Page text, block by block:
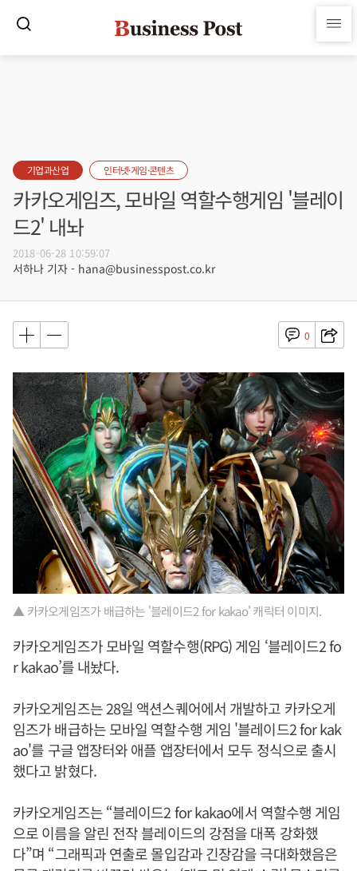
기업과산업 인터넷·게임·콘텐츠
카카오게임즈, 모바일 역할수행게임 '블레이
드2' 내놔
2018-06-28 10:59:07
서하나 기자 - hana@businesspost.co.kr
0
▲ 카카오게임즈가 배급하는 '블레이드2 for kakao' 캐릭터 이미지.
카카오게임즈가 모바일 역할수행(RPG) 게임 ‘블레이드2 fo
r kakao’를 내놨다.
카카오게임즈는 28일 액션스퀘어에서 개발하고 카카오게
임즈가 배급하는 모바일 역할수행 게임 '블레이드2 for kak
ao'를 구글 앱장터와 애플 앱장터에서 모두 정식으로 출시
했다고 밝혔다.
카카오게임즈는 “블레이드2 for kakao에서 역할수행 게임
으로 이름을 알린 전작 블레이드의 강점을 대폭 강화했
다”며 “그래픽과 연출로 몰입감과 긴장감을 극대화했음은